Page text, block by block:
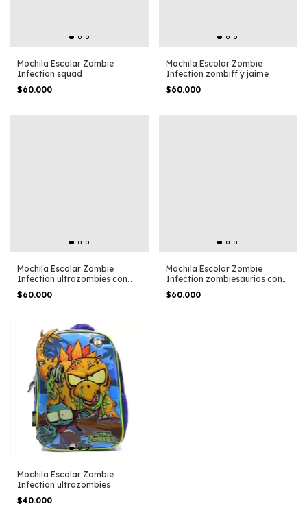
Mochila Escolar Zombie
Infection squad
$60.000
Mochila Escolar Zombie
Infection zombiff y jaime
$60.000
Mochila Escolar Zombie
Infection ultrazombies con
carro
$60.000
Mochila Escolar Zombie
Infection zombiesaurios con
carro
$60.000
Mochila Escolar Zombie
Infection ultrazombies
$40.000